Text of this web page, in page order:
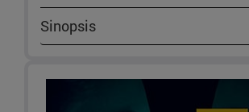
Sinopsis